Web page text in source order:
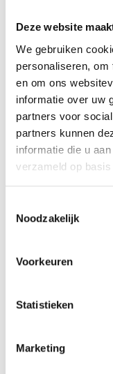
Deze website
We gebruiken
personaliseren,
en om ons
informatie over uw
partners voor
partners kunnen
informatie die u
verzameld op
Noodzakelijk
Voorkeuren
Statistieken
Marketing
B. Zij ruitjes
D. Zij ruiten
F. Dak